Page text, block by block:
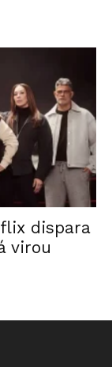
dispara
virou